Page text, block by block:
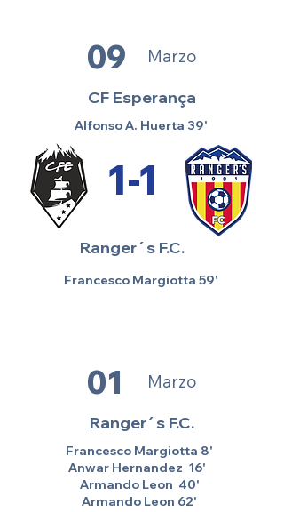
09 Marzo
CF Esperança
Alfonso A. Huerta 39'
1-1
Ranger´s F.C.
Francesco Margiotta 59'
01 Marzo
Ranger´s F.C.
Francesco Margiotta 8'
Anwar Hernandez 16'
Armando Leon 40'
Armando Leon 62'